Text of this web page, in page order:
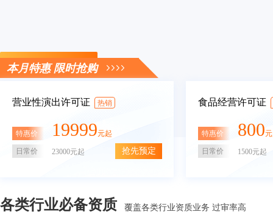
立即咨询
本月特惠 限时抢购
营业性演出许可证 热销
特惠价 19999元起
日常价 23000元起 抢先预定
食品经营许可证
特惠价 800
日常价 1500元起
各类行业必备资质 覆盖各类行业资质业务 过审率高